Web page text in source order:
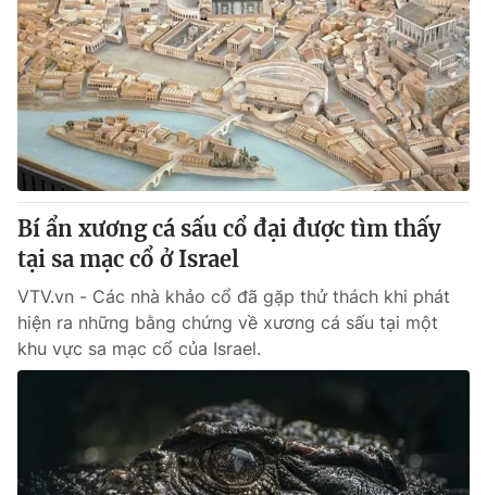
Bí ẩn xương cá sấu cổ đại được tìm thấy
tại sa mạc cổ ở Israel
VTV.vn - Các nhà khảo cổ đã gặp thử thách khi phát
hiện ra những bằng chứng về xương cá sấu tại một
khu vực sa mạc cổ của Israel.